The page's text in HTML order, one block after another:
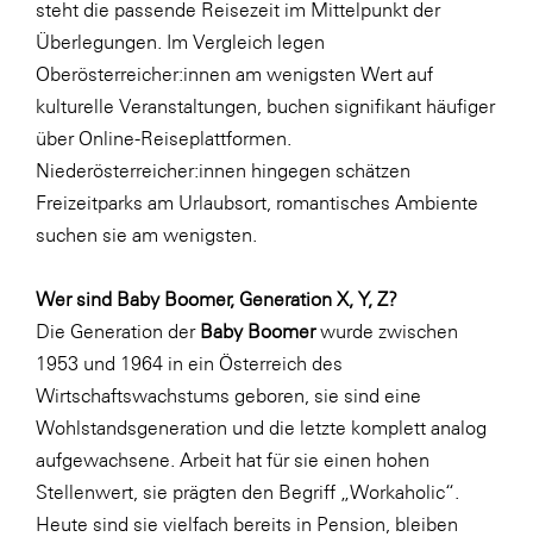
steht die passende Reisezeit im Mittelpunkt der
Überlegungen. Im Vergleich legen
Oberösterreicher:innen am wenigsten Wert auf
kulturelle Veranstaltungen, buchen signifikant häufiger
über Online-Reiseplattformen.
Niederösterreicher:innen hingegen schätzen
Freizeitparks am Urlaubsort, romantisches Ambiente
suchen sie am wenigsten.
Wer sind Baby Boomer, Generation X, Y, Z?
Die Generation der Baby Boomerwurde zwischen
1953 und 1964 in ein Österreich des
Wirtschaftswachstums geboren, sie sind eine
Wohlstandsgeneration und die letzte komplett analog
aufgewachsene. Arbeit hat für sie einen hohen
Stellenwert, sie prägten den Begriff „Workaholic“.
Heute sind sie vielfach bereits in Pension, bleiben